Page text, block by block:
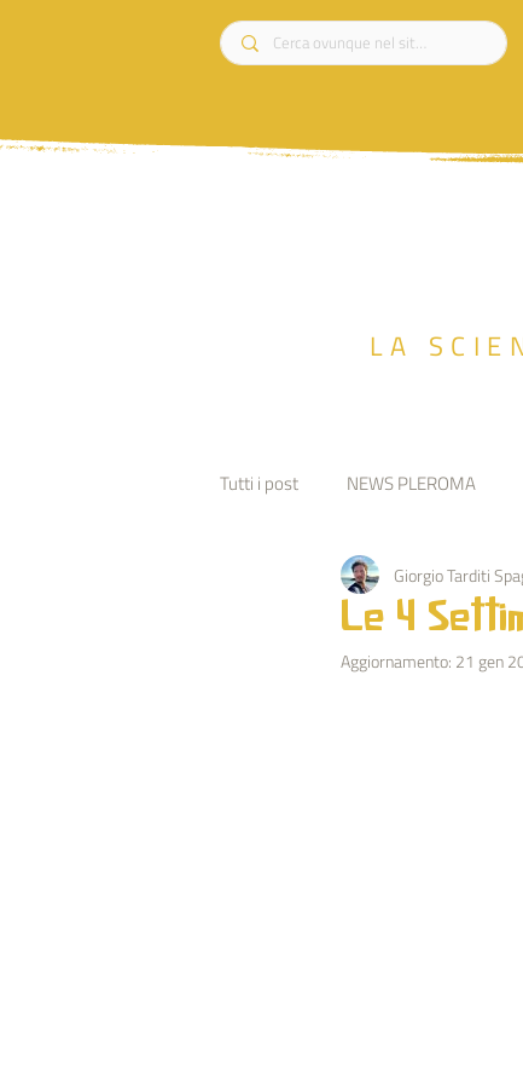
LA
Tutti i post NEWS PLEROMA
PEDAGOGIA KARMA
OCCULTISMO NATURA
Le 4
Giorgio Tarditi
Aggiornamento: 21 gen